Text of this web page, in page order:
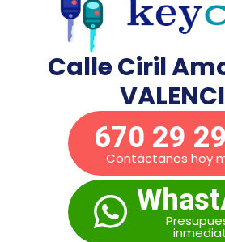
Calle Ciril
670 29
Contáctanos hoy